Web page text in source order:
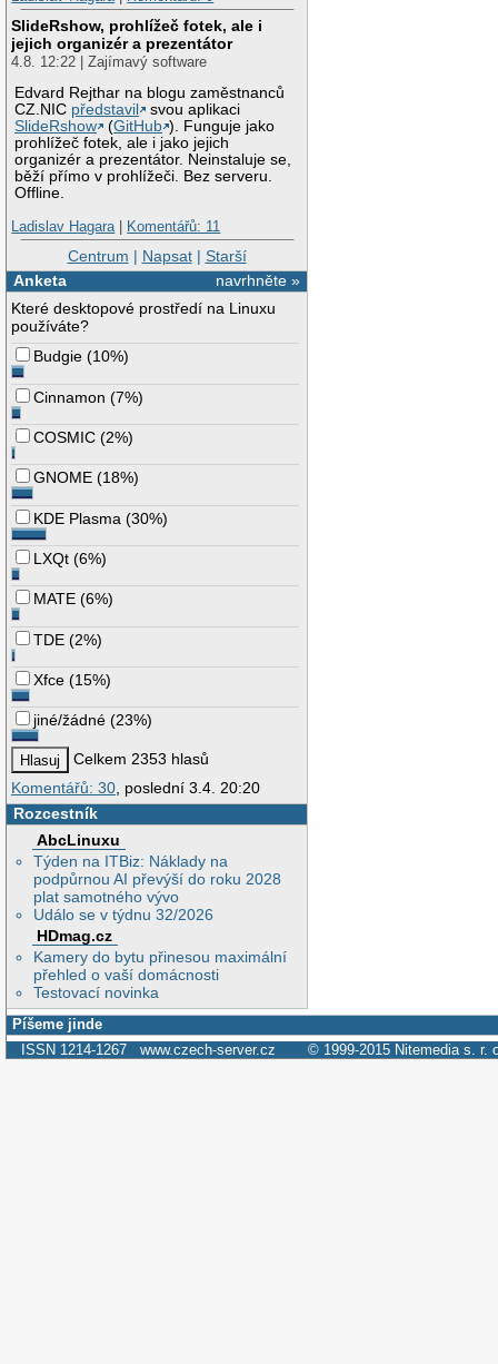
SlideRshow, prohlížeč fotek, ale i
jejich organizér a prezentátor
4.8. 12:22 | Zajímavý software
Edvard Rejthar na blogu zaměstnanců
CZ.NIC představil
svou aplikaci
SlideRshow
(GitHub ). Funguje jako
prohlížeč fotek, ale i jako jejich
organizér a prezentátor. Neinstaluje se,
běží přímo v prohlížeči. Bez serveru.
Offline.
Ladislav Hagara| Komentářů: 11
Centrum | Napsat| Starší
navrhněte »
Anketa
Které desktopové prostředí na Linuxu
používáte?
Budgie (10%)
Cinnamon (7%)
COSMIC (2%)
GNOME (18%)
KDE Plasma (30%)
LXQt (6%)
MATE (6%)
TDE (2%)
Xfce (15%)
jiné/žádné (23%)
Celkem 2353 hlasů
Komentářů: 30 , poslední 3.4. 20:20
Rozcestník
AbcLinuxu
Týden na ITBiz: Náklady na
podpůrnou AI převýší do roku 2028
plat samotného vývo
Událo se v týdnu 32/2026
HDmag.cz
Kamery do bytu přinesou maximální
přehled o vaší domácnosti
Testovací novinka
Píšeme jinde
ISSN 1214-1267 www.czech-server.cz © 1999-2015 Nitemedia s. r.